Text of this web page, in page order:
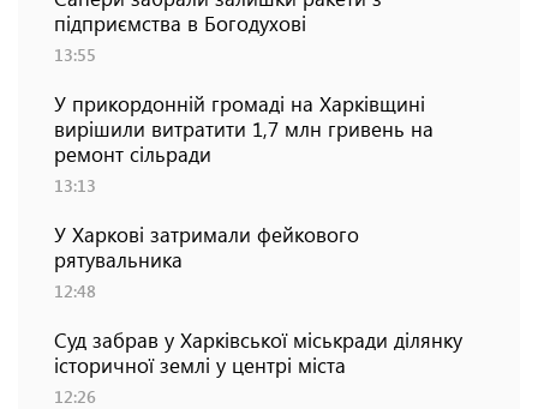
підприємства в Богодухові
13:55
У прикордонній громаді на Харківщині
вирішили витратити 1,7 млн гривень на
ремонт сільради
13:13
У Харкові затримали фейкового
рятувальника
12:48
Суд забрав у Харківської міськради ділянку
історичної землі у центрі міста
12:26